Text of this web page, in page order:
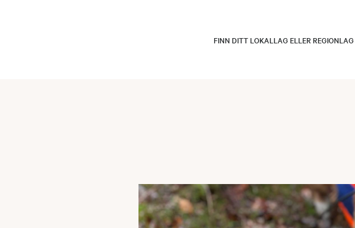
FINN DITT LOKALLAG ELLER REGIONLAG